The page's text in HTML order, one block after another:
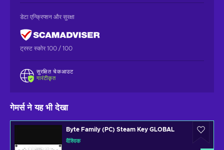
डेटा एन्क्रिप्शन और सुरक्षा
ट्रस्ट स्कोर 100 / 100
सुरक्षित चेकआउट
गारंटीकृत
गेमर्स ने यह भी देखा
Byte Family (PC) Steam Key GLOBAL
वैश्विक